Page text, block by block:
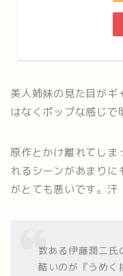
美人姉妹の見た目がギ
はなくポップな感じで
原作とかけ離れてしま
れるシーンがあまりに
がとても悪いです。汗
数ある伊藤潤二氏
酷いのが『うめく